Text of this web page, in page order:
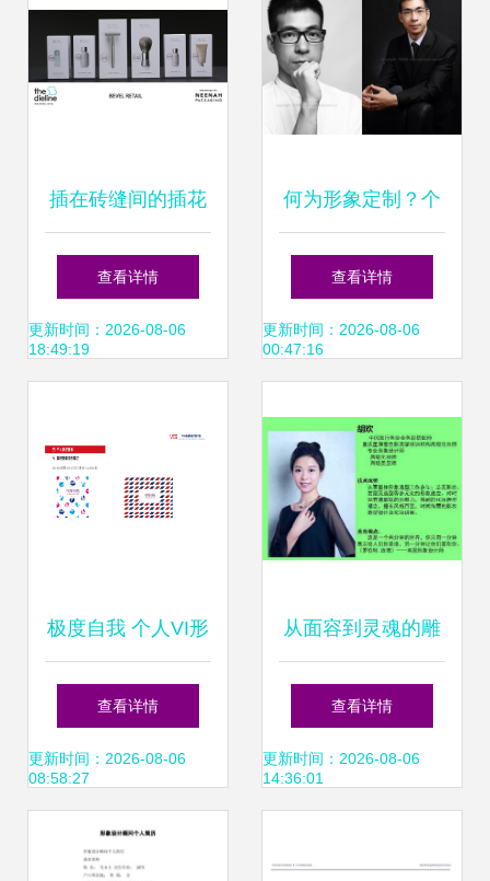
插在砖缝间的插花
细读2016一年里被
忽略的个人形象设
查看详情
更新时间：2026-08-06
18:49:19
何为形象定制？个
人商务形象照未必
如你所想
查看详情
更新时间：2026-08-06
00:47:16
极度自我 个人VI形
象设计指南
查看详情
更新时间：2026-08-06
08:58:27
从面容到灵魂的雕
琢师 专访高级化妆
师胡欢与她的星摩
查看详情
更新时间：2026-08-06
14:36:01